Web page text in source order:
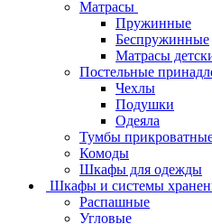
Матрасы
Пружинные
Беспружинные
Матрасы
Постельные
Чехлы
Подушки
Одеяла
Тумбы
Комоды
Шкафы для одежды
Шкафы и системы
Распашные
Угловые